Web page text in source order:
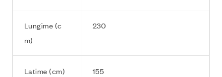
Lungime (c
m)
230
Latime (cm) 155